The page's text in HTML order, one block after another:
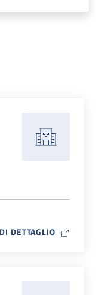
DETTAGLIO MAP ICON